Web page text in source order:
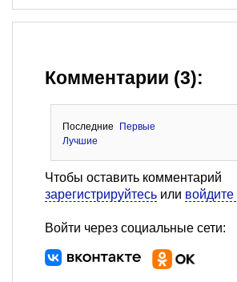
Комментарии (3):
Последние
Первые
Лучшие
Чтобы оставить комментарий
зарегистрируйтесь или войдите
Войти через социальные сети: